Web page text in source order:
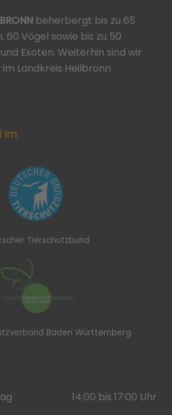
beherbergt bis zu 65
60 Vögel sowie bis zu 50
Exoten. Weiterhin sind wir
Landkreis Heilbronn
im
Tierschutzbund
Baden Württemberg
14:00 bis 17:00 Uhr